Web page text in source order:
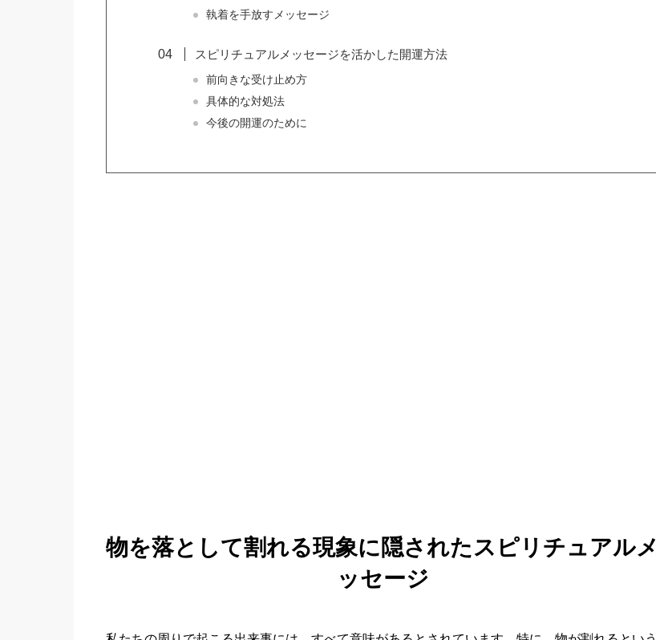
執着を手放すメッセージ
スピリチュアルメッセージを活かした開運方法
前向きな受け止め方
具体的な対処法
今後の開運のために
物を落として割れる現象に隠されたスピリチュアルメ
ッセージ